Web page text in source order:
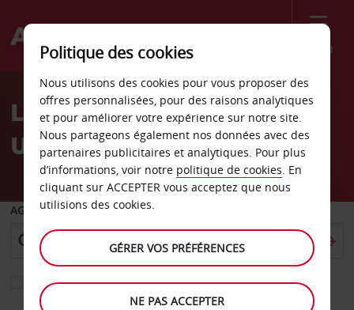
Menu
Welcome
AvisLocation de voiture
Unterschleißheim
AGENCE DE DÉPART
Sélectionnez une autre agence de retour
Politique des cookies
Nous utilisons des cookies pour vous proposer des
offres personnalisées, pour des raisons analytiques
et pour améliorer votre expérience sur notre site.
Nous partageons également nos données avec des
partenaires publicitaires et analytiques. Pour plus
d’informations, voir notre politique de cookies. En
cliquant sur ACCEPTER vous acceptez que nous
utilisions des cookies.
GÉRER VOS PRÉFÉRENCES
NE PAS ACCEPTER